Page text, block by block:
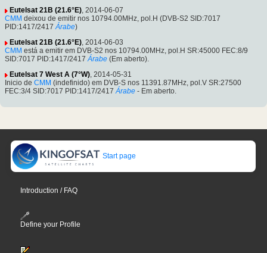
Eutelsat 21B (21.6°E), 2014-06-07
CMM deixou de emitir nos 10794.00MHz, pol.H (DVB-S2 SID:7017
PID:1417/2417 Árabe)
Eutelsat 21B (21.6°E), 2014-06-03
CMM está a emitir em DVB-S2 nos 10794.00MHz, pol.H SR:45000 FEC:8/9
SID:7017 PID:1417/2417 Árabe (Em aberto).
Eutelsat 7 West A (7°W), 2014-05-31
Inicio de CMM (indefinido) em DVB-S nos 11391.87MHz, pol.V SR:27500
FEC:3/4 SID:7017 PID:1417/2417 Árabe - Em aberto.
Start page
Introduction / FAQ
Define your Profile